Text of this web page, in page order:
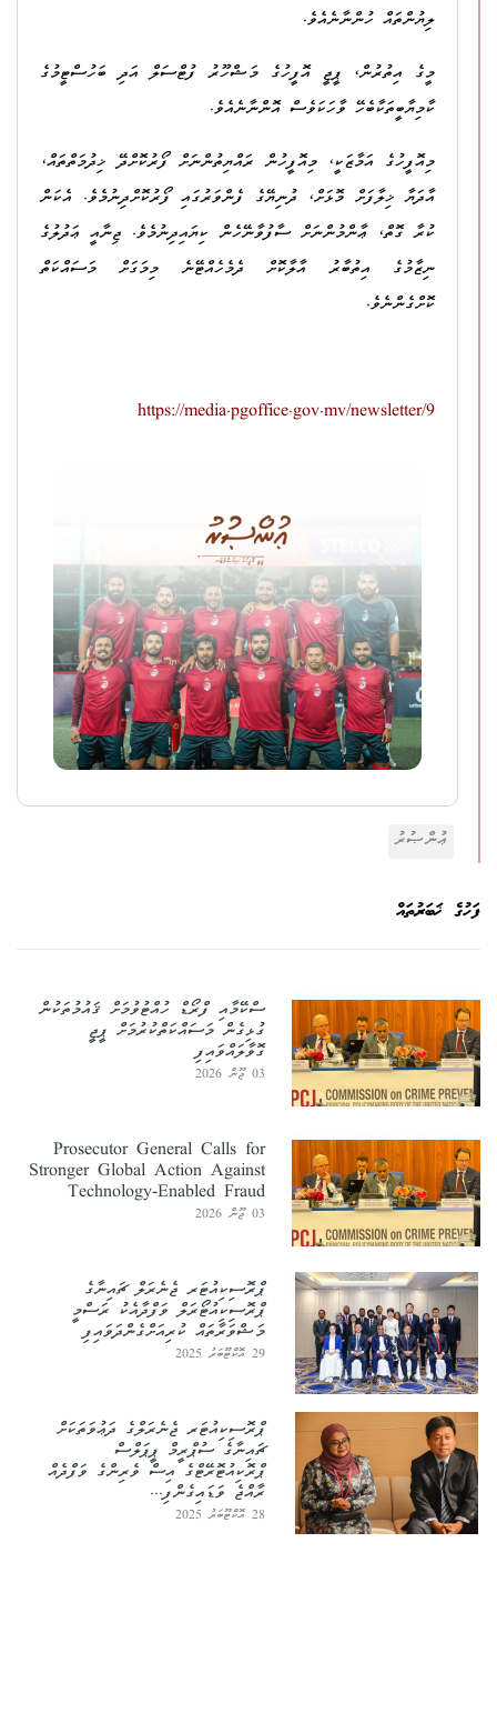
ލިޔުންތައް ހުންނާނެއެވެ.
މީގެ އިތުރުން، ޕީޖީ އޮފީހުގެ މަޝްހޫރު ފުޓްސަލް އަދި ބަހުސްޓީމުގެ
ކާމިޔާބީތަކާބެހޭ ވާހަކަވެސް އޮންނާނެއެވެ.
މިއޮފީހުގެ އަމާޒަކީ، މިއޮފީހުން ރައްޔިތުންނަށް ފޯރުކޮށްދޭ ޚިދުމަތްތައް،
އާދަޔާ ޚިލާފަށް މޮޅަށް، ދުނިޔޭގެ ފެންވަރުގައި ފޯރުކޮށްދިނުމެވެ. އެކަން
ކުރާ ގޮތް، ޢާންމުންނަށް ސާފުވާނޭހެން ކިޔައިދިނުމެވެ. ޖިނާއީ ޢަދުލުގެ
ނިޒާމުގެ އިތުބާރު އާލާކޮށް ދެމެހެއްޓޭނެ މިމަގަށް މަސައްކަތް
ކޮށްގެންނެވެ.
https://media.pgoffice.gov.mv/newsletter/9
ޢުންޞުރު
ފަހުގެ ޚަބަރުތައް
ސްކޭމާއި ފްރޯޑް ހުއްޓުވުމަށް ޤައުމުތަކުން
ގުޅިގެން މަސައްކަތްކުރުމަށް ޕީޖީ
ގޮވާލައްވައިފި
03 ޖޫން 2026
Prosecutor General Calls for
Stronger Global Action Against
Technology-Enabled Fraud
03 ޖޫން 2026
ޕްރޮސިކިއުޓަރ ޖެނެރަލް ޗައިނާގެ
ޕްރޮސިކިއުޓޯރަލް ވަފްދާއެކު ރަސްމީ
މަޝްވަރާތައް ކުރިއަށްގެންދަވައިފި
29 އޮކްޓޫބަރު 2025
ޕްރޮސިކިއުޓަރ ޖެނެރަލްގެ ދަޢުވަތަކަށް
ޗައިނާގެ ސުޕްރީމް ޕީޕަލްސް
ޕްރޮކިއުޓޮރޭޓްގެ އިސް ވެރިންގެ ވަފްދެއް
ރާއްޖެ ވަޑައިގެންފި...
28 އޮކްޓޫބަރު 2025